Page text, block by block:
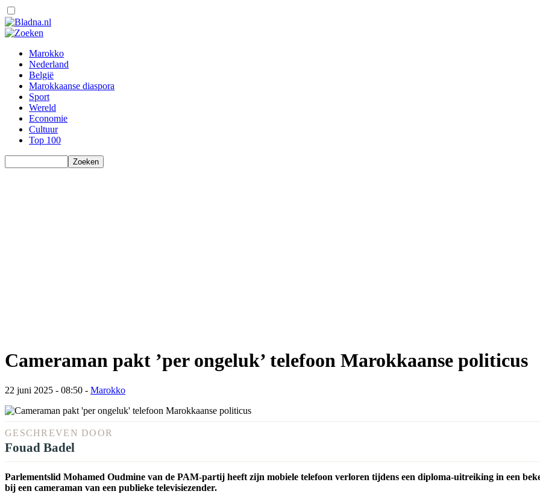
Marokko
Nederland
België
Marokkaanse diaspora
Sport
Wereld
Economie
Cultuur
Top 100
Cameraman pakt ’per ongeluk’ telefoon Marokkaanse politicus
22 juni 2025 - 08:50 - Marokko
GESCHREVEN DOOR
Fouad Badel
Parlementslid Mohamed Oudmine van de PAM-partij heeft zijn mobiele telefoon verloren tijdens een diploma-uitreiking in een
bij een cameraman van een publieke televisiezender.